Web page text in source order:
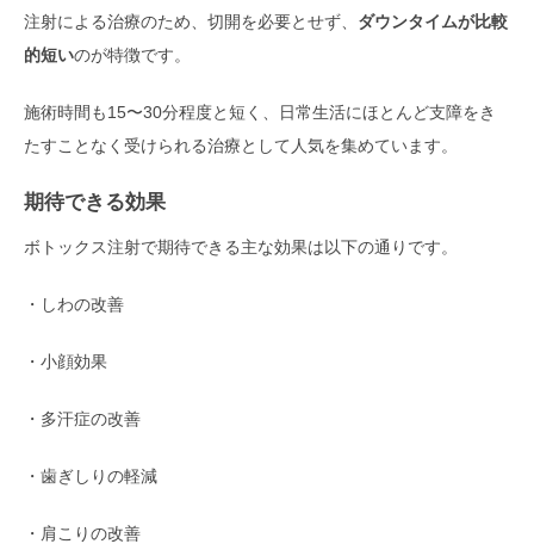
注射による治療のため、切開を必要とせず、 ダウンタイムが比較
的短いのが特徴です。
施術時間も15〜30分程度と短く、日常生活にほとんど支障をき
たすことなく受けられる治療として人気を集めています。
期待できる効果
ボトックス注射で期待できる主な効果は以下の通りです。
・しわの改善
・小顔効果
・多汗症の改善
・歯ぎしりの軽減
・肩こりの改善